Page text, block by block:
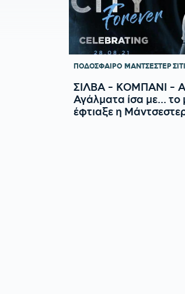
ΠΟΔΟΣΦΑΙΡΟ ΜΑΝΤΣΕΣΤΕΡ ΣΙΤΙ
ΣΙΛΒΑ - ΚΟΜΠΑΝΙ -
Αγάλματα ίσα με... το
έφτιαξε η Μάντσεστερ